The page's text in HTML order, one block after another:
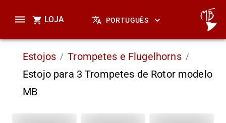
LOJA PORTUGUÊS
Estojos / Trompetes e Flugelhorns /
Estojo para 3 Trompetes de Rotor modelo
MB